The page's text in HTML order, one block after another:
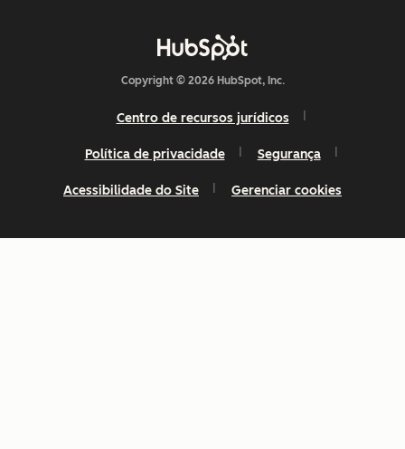
Copyright © 2026 HubSpot, Inc.
Centro de recursos jurídicos
Política de privacidade Segurança
Acessibilidade do Site Gerenciar cookies